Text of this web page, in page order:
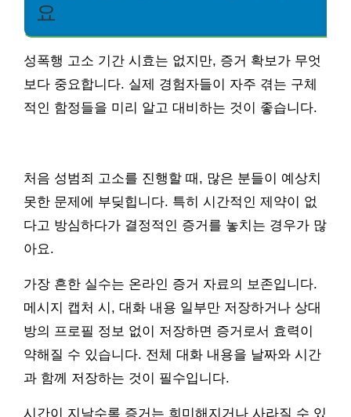
요
성폭행 고소 기간 시효는 없지만, 증거 확보가 무엇
보다 중요합니다. 실제 경험자들이 자주 겪는 구체
적인 함정들을 미리 알고 대비하는 것이 좋습니다.
처음 성범죄 고소를 진행할 때, 많은 분들이 예상치
못한 문제에 부딪힙니다. 특히 시간적인 제약이 없
다고 방심하다가 결정적인 증거를 놓치는 경우가 많
아요.
가장 흔한 실수는 온라인 증거 자료의 보존입니다.
메시지 캡처 시, 대화 내용 일부만 저장하거나 상대
방의 프로필 정보 없이 저장하면 증거로서 효력이
약해질 수 있습니다. 전체 대화 내용을 날짜와 시간
과 함께 저장하는 것이 필수입니다.
시간이 지날수록 증거는 희미해지거나 사라질 수 있